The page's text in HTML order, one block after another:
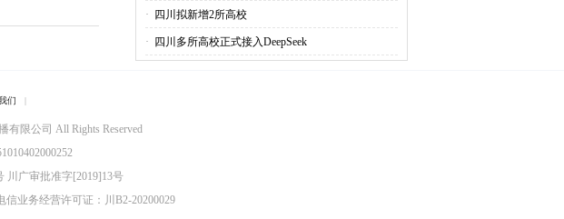
· 四川拟新增2所高校
· 四川多所高校正式接入DeepSeek
们 |
有限公司 All Rights Reserved
川广审批准字[2019]13号
信业务经营许可证：川B2-20200029